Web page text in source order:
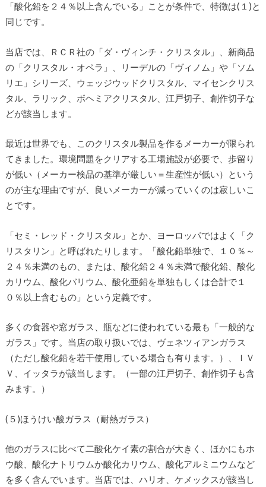
「酸化鉛を２４％以上含んでいる」ことが条件で、特徴は(１)と
同じです。
当店では、ＲＣＲ社の「ダ・ヴィンチ・クリスタル」、新商品
の「クリスタル・オペラ」、リーデルの「ヴィノム」や「ソム
リエ」シリーズ、ウェッジウッドクリスタル、マイセンクリス
タル、ラリック、ボヘミアクリスタル、江戸切子、創作切子な
どが該当します。
最近は世界でも、このクリスタル製品を作るメーカーが限られ
てきました。環境問題をクリアする工場施設が必要で、歩留り
が低い（メーカー検品の基準が厳しい＝生産性が低い）という
のが主な理由ですが、良いメーカーが減っていくのは寂しいこ
とです。
「セミ・レッド・クリスタル」とか、ヨーロッパではよく「ク
リスタリン」と呼ばれたりします。「酸化鉛単独で、１０％～
２４％未満のもの、または、酸化鉛２４％未満で酸化鉛、酸化
カリウム、酸化バリウム、酸化亜鉛を単独もしくは合計で１
０％以上含むもの」という定義です。
多くの食器や窓ガラス、瓶などに使われている最も「一般的な
ガラス」です。当店の取り扱いでは、ヴェネツィアンガラス
（ただし酸化鉛を若干使用している場合も有ります。）、ＩＶ
Ｖ、イッタラが該当します。（一部の江戸切子、創作切子も含
みます。）
(５)ほうけい酸ガラス（耐熱ガラス）
他のガラスに比べて二酸化ケイ素の割合が大きく、ほかにもホ
ウ酸、酸化ナトリウムか酸化カリウム、酸化アルミニウムなど
を多く含んでいます。当店では、ハリオ、ケメックスが該当し